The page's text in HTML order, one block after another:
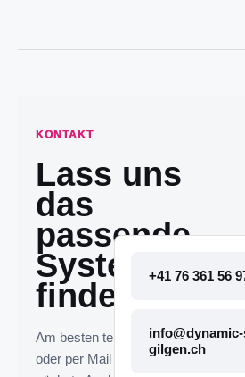
KONTAKT
Lass uns
das
passende
System
finden.
Am besten telefonisch
oder per Mail melden. Die
+41 76 361 56
gilgen.ch